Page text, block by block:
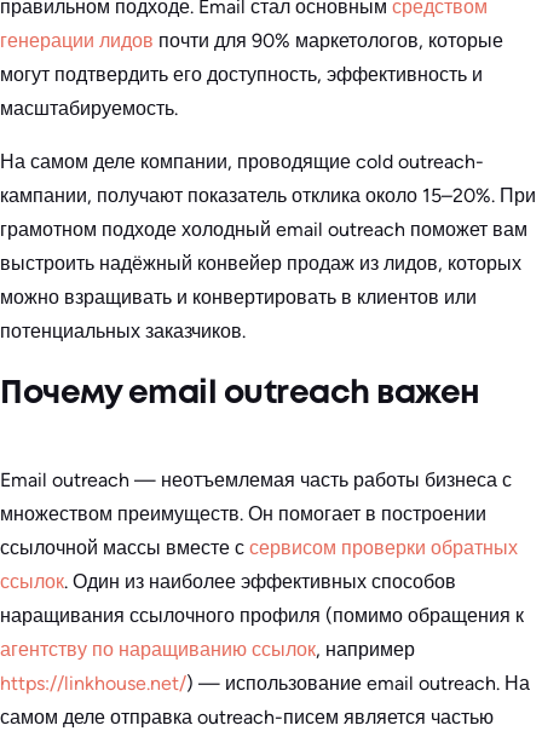
правильном подходе. Email стал основным средством
генерации лидов почти для 90% маркетологов, которые
могут подтвердить его доступность, эффективность и
масштабируемость.
На самом деле компании, проводящие cold outreach-
кампании, получают показатель отклика около 15–20%. При
грамотном подходе холодный email outreach поможет вам
выстроить надёжный конвейер продаж из лидов, которых
можно взращивать и конвертировать в клиентов или
потенциальных заказчиков.
Почему email outreach важен
Email outreach — неотъемлемая часть работы бизнеса с
множеством преимуществ. Он помогает в построении
ссылочной массы вместе с сервисом проверки обратных
ссылок. Один из наиболее эффективных способов
наращивания ссылочного профиля (помимо обращения к
агентству по наращиванию ссылок, например
https://linkhouse.net/) — использование email outreach. На
самом деле отправка outreach-писем является частью